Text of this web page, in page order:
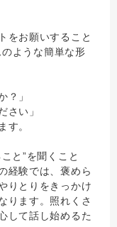
をお願いすること
ような簡単な形
？」
さい」
す。
と”を聞くこと
経験では、褒めら
りとりをきっかけ
ります。照れくさ
して話し始めるた